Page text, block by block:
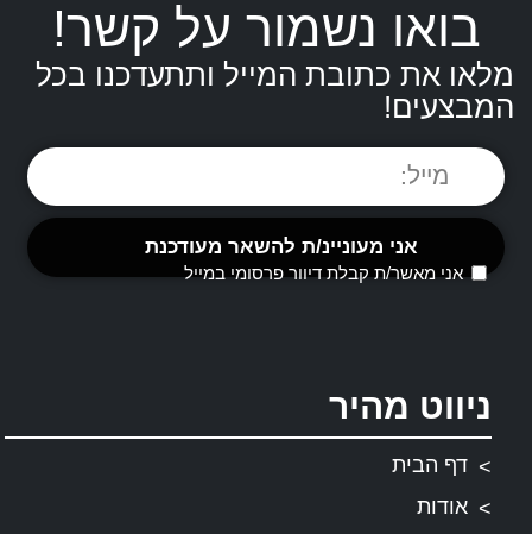
בואו נשמור על קשר!
מלאו את כתובת המייל ותתעדכנו בכל
המבצעים!
אני מאשר/ת קבלת דיוור פרסומי במייל
ניווט מהיר
דף הבית
אודות